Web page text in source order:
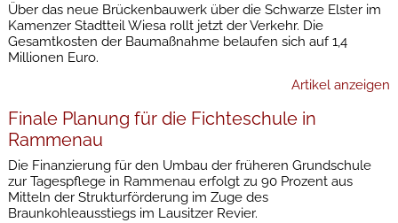
Über das neue Brückenbauwerk über die Schwarze Elster im
Kamenzer Stadtteil Wiesa rollt jetzt der Verkehr. Die
Gesamtkosten der Baumaßnahme belaufen sich auf 1,4
Millionen Euro.
Artikel anzeigen
Finale Planung für die Fichteschule in
Rammenau
Die Finanzierung für den Umbau der früheren Grundschule
zur Tagespflege in Rammenau erfolgt zu 90 Prozent aus
Mitteln der Strukturförderung im Zuge des
Braunkohleausstiegs im Lausitzer Revier.